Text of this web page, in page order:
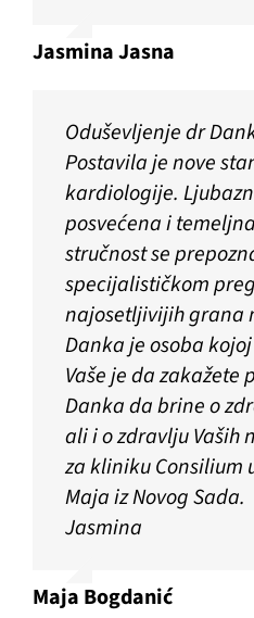
Jasmina Jasna
Oduševljenje dr
Postavila je nove
kardiologije.
posvećena i
stručnost se
specijalističkom
najosetljivijih grana
Danka je osoba
Vaše je da zakažete
Danka da brine o
ali i o zdravlju Vaših
za kliniku Consilium
Maja iz Novog Sada.
Jasmina
Maja Bogdanić